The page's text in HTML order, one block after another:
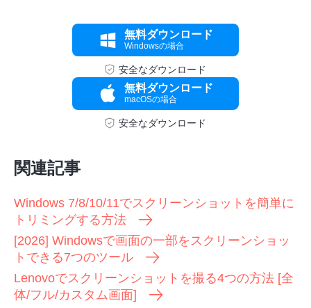
無料ダウンロード
Windowsの場合
安全なダウンロード
無料ダウンロード
macOSの場合
安全なダウンロード
関連記事
Windows 7/8/10/11でスクリーンショットを簡単に
トリミングする方法
[2026] Windowsで画面の一部をスクリーンショッ
トできる7つのツール
Lenovoでスクリーンショットを撮る4つの方法 [全
体/フル/カスタム画面]